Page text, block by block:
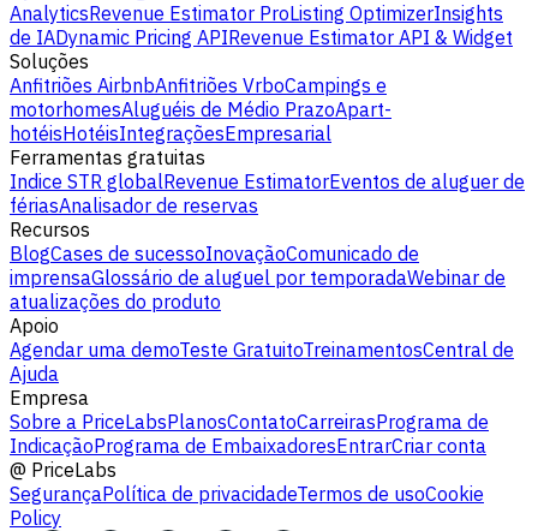
AnalyticsRevenue Estimator ProListing OptimizerInsights
de IADynamic Pricing APIRevenue Estimator API & Widget
Soluções
Anfitriões AirbnbAnfitriões VrboCampings e
motorhomesAluguéis de Médio PrazoApart-
hotéisHotéisIntegraçõesEmpresarial
Ferramentas gratuitas
Indice STR globalRevenue EstimatorEventos de aluguer de
fériasAnalisador de reservas
Recursos
BlogCases de sucessoInovaçãoComunicado de
imprensaGlossário de aluguel por temporadaWebinar de
atualizações do produto
Apoio
Agendar uma demoTeste GratuitoTreinamentosCentral de
Ajuda
Empresa
Sobre a PriceLabsPlanosContatoCarreirasPrograma de
IndicaçãoPrograma de EmbaixadoresEntrarCriar conta
@ PriceLabs
SegurançaPolítica de privacidadeTermos de usoCookie
Policy